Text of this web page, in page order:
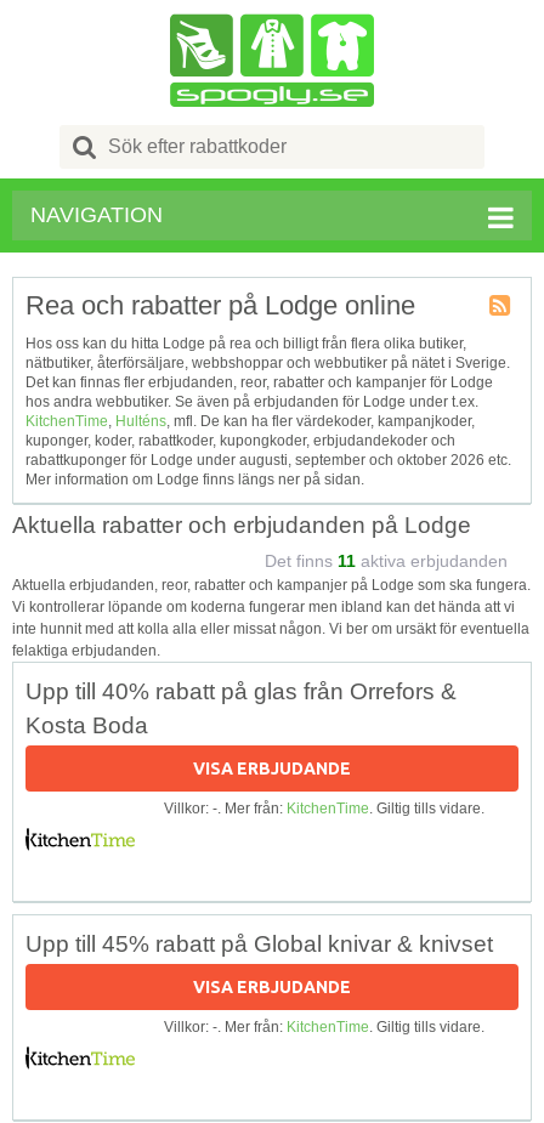
Search
for:
NAVIGATION
RSS
Rea och rabatter på Lodge online
Hos oss kan du hitta Lodge på rea och billigt från flera olika butiker,
nätbutiker, återförsäljare, webbshoppar och webbutiker på nätet i Sverige.
Det kan finnas fler erbjudanden, reor, rabatter och kampanjer för Lodge
hos andra webbutiker. Se även på erbjudanden för Lodge under t.ex.
KitchenTime, Hulténs, mfl. De kan ha fler värdekoder, kampanjkoder,
kuponger, koder, rabattkoder, kupongkoder, erbjudandekoder och
rabattkuponger för Lodge under augusti, september och oktober 2026 etc.
Mer information om Lodge finns längs ner på sidan.
Aktuella rabatter och erbjudanden på Lodge
Det finns 11 aktiva erbjudanden
Aktuella erbjudanden, reor, rabatter och kampanjer på Lodge som ska fungera.
Vi kontrollerar löpande om koderna fungerar men ibland kan det hända att vi
inte hunnit med att kolla alla eller missat någon. Vi ber om ursäkt för eventuella
felaktiga erbjudanden.
Upp till 40% rabatt på glas från Orrefors &
Kosta Boda
VISA ERBJUDANDE
Villkor: -. Mer från: KitchenTime. Giltig tills vidare.
Upp till 45% rabatt på Global knivar & knivset
VISA ERBJUDANDE
Villkor: -. Mer från: KitchenTime. Giltig tills vidare.